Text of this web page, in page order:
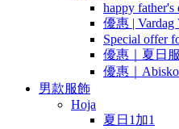
happy father's
優惠 | Vardag
Special offer
優惠｜夏日
優惠｜
男款服飾
Hoja
夏日1加1